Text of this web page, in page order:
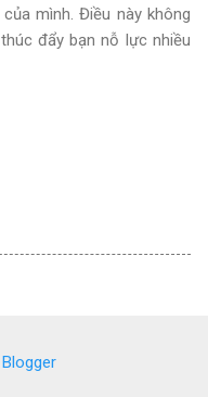
mình. Điều này không
đẩy bạn nỗ lực nhiều